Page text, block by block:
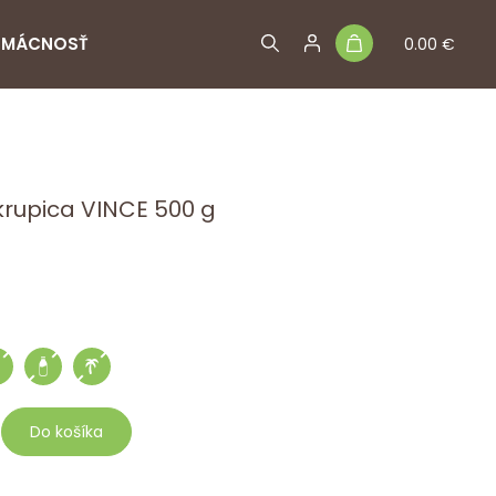
0.00 €
VINCE 500 g
Do košíka